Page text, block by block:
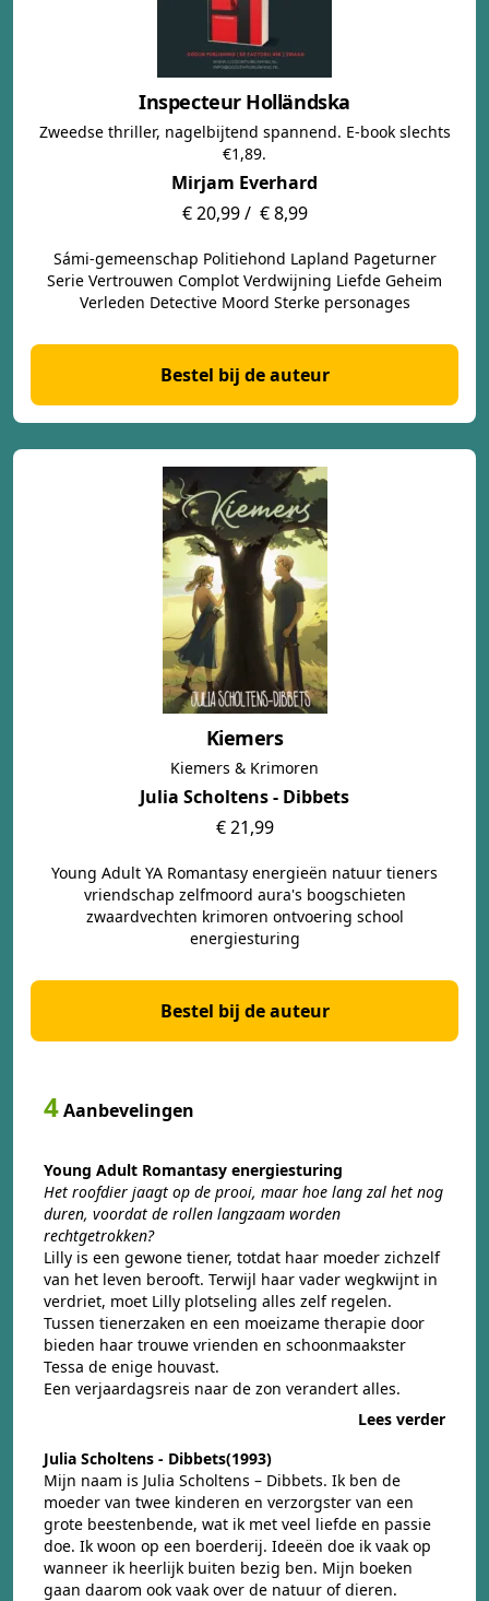
Inspecteur Holländska
Zweedse thriller, nagelbijtend spannend. E-book slechts
€1,89.
Mirjam Everhard
€ 20,99 / € 8,99
Sámi-gemeenschap Politiehond Lapland Pageturner
Serie Vertrouwen Complot Verdwijning Liefde Geheim
Verleden Detective Moord Sterke personages
Bestel bij de auteur
Kiemers
Kiemers & Krimoren
Julia Scholtens - Dibbets
€ 21,99
Young Adult YA Romantasy energieën natuur tieners
vriendschap zelfmoord aura's boogschieten
zwaardvechten krimoren ontvoering school
energiesturing
Bestel bij de auteur
4Aanbevelingen
Young Adult Romantasy energiesturing
Het roofdier jaagt op de prooi, maar hoe lang zal het nog
duren, voordat de rollen langzaam worden
rechtgetrokken?
Lilly is een gewone tiener, totdat haar moeder zichzelf
van het leven berooft. Terwijl haar vader wegkwijnt in
verdriet, moet Lilly plotseling alles zelf regelen.
Tussen tienerzaken en een moeizame therapie door
bieden haar trouwe vrienden en schoonmaakster
Tessa de enige houvast.
Een verjaardagsreis naar de zon verandert alles.
Lees verder
Julia Scholtens - Dibbets(1993)
Mijn naam is Julia Scholtens – Dibbets. Ik ben de
moeder van twee kinderen en verzorgster van een
grote beestenbende, wat ik met veel liefde en passie
doe. Ik woon op een boerderij. Ideeën doe ik vaak op
wanneer ik heerlijk buiten bezig ben. Mijn boeken
gaan daarom ook vaak over de natuur of dieren.